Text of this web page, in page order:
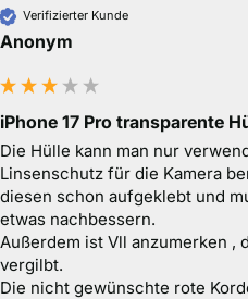
Verifizierter Kunde
Anonym
iPhone 17 Pro transparente
Die Hülle kann man nur
Linsenschutz für die Kamera
diesen schon aufgeklebt und
etwas nachbessern.
Außerdem ist Vll anzumerken ,
vergilbt.
Die nicht gewünschte rote